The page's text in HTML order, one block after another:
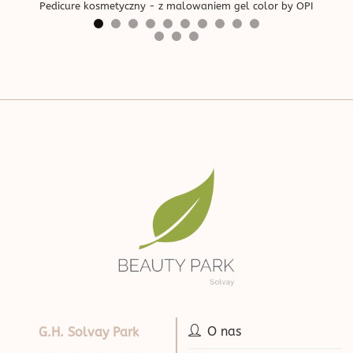
Pedicure kosmetyczny - z malowaniem gel color by OPI
G.H. Solvay Park
O nas